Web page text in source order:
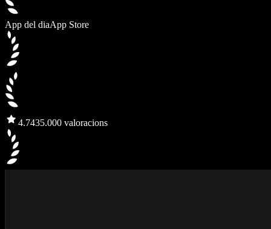
App del diaApp Store
4.7435.000 valoracions